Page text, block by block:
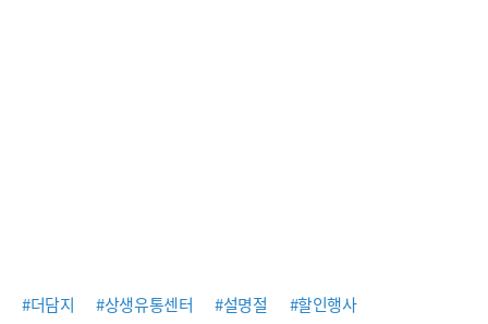
#더담지 #상생유통센터 #설명절 #할인행사